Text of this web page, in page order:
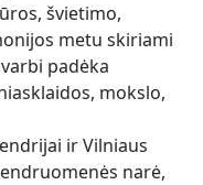
švietimo,
metu skiriami
padėka
mokslo,
ir Vilniaus
narė,